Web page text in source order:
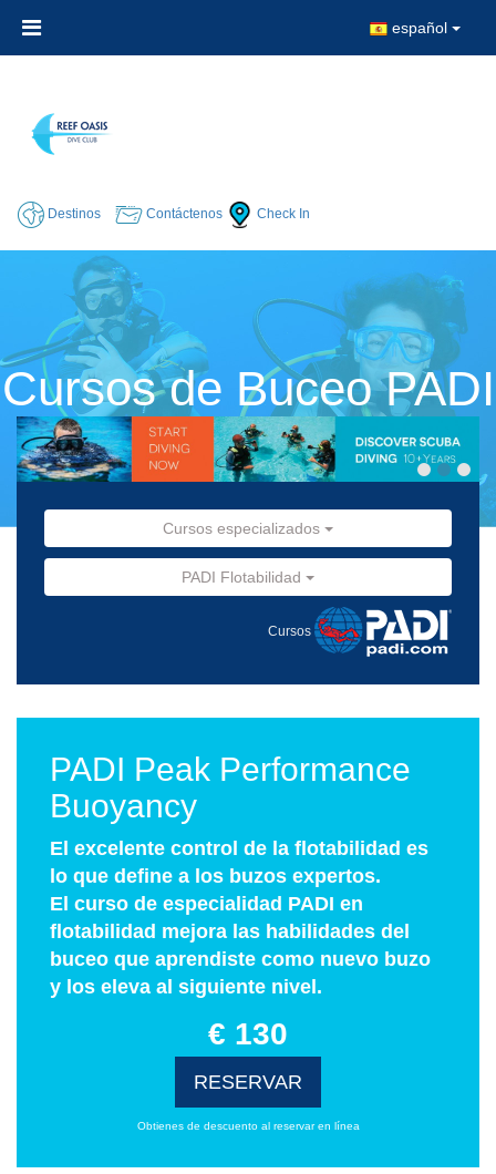
español
Destinos Contáctenos Check In
Cursos de Buceo PADI
Cursos especializados
PADI Flotabilidad
Cursos
PADI Peak Performance
Buoyancy
El excelente control de la flotabilidad es
lo que define a los buzos expertos.
El curso de especialidad PADI en
flotabilidad mejora las habilidades del
buceo que aprendiste como nuevo buzo
y los eleva al siguiente nivel.
€ 130
RESERVAR
Obtienes de descuento al reservar en línea